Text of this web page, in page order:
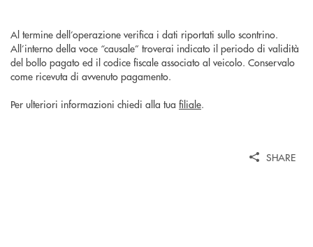
Al termine dell’operazione verifica i dati riportati sullo scontrino.
All’interno della voce “causale” troverai indicato il periodo di validità
del bollo pagato ed il codice fiscale associato al veicolo. Conservalo
come ricevuta di avvenuto pagamento.
Per ulteriori informazioni chiedi alla tua filiale.
SHARE